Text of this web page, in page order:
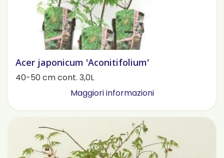
Acer japonicum 'Aconitifolium'
40-50 cm cont. 3,0L
Maggiori informazioni